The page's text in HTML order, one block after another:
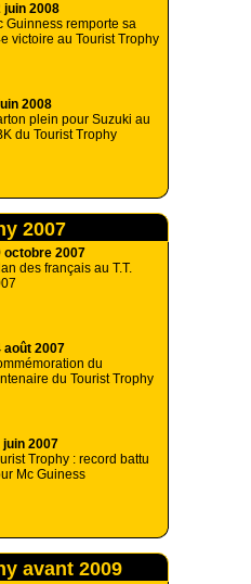
juin 2008
Guinness remporte sa
victoire au Tourist Trophy
2008
plein pour Suzuki au
du Tourist Trophy
2007
octobre 2007
des français au T.T.
août 2007
du
du Tourist Trophy
juin 2007
Trophy : record battu
Mc Guiness
avant 2009